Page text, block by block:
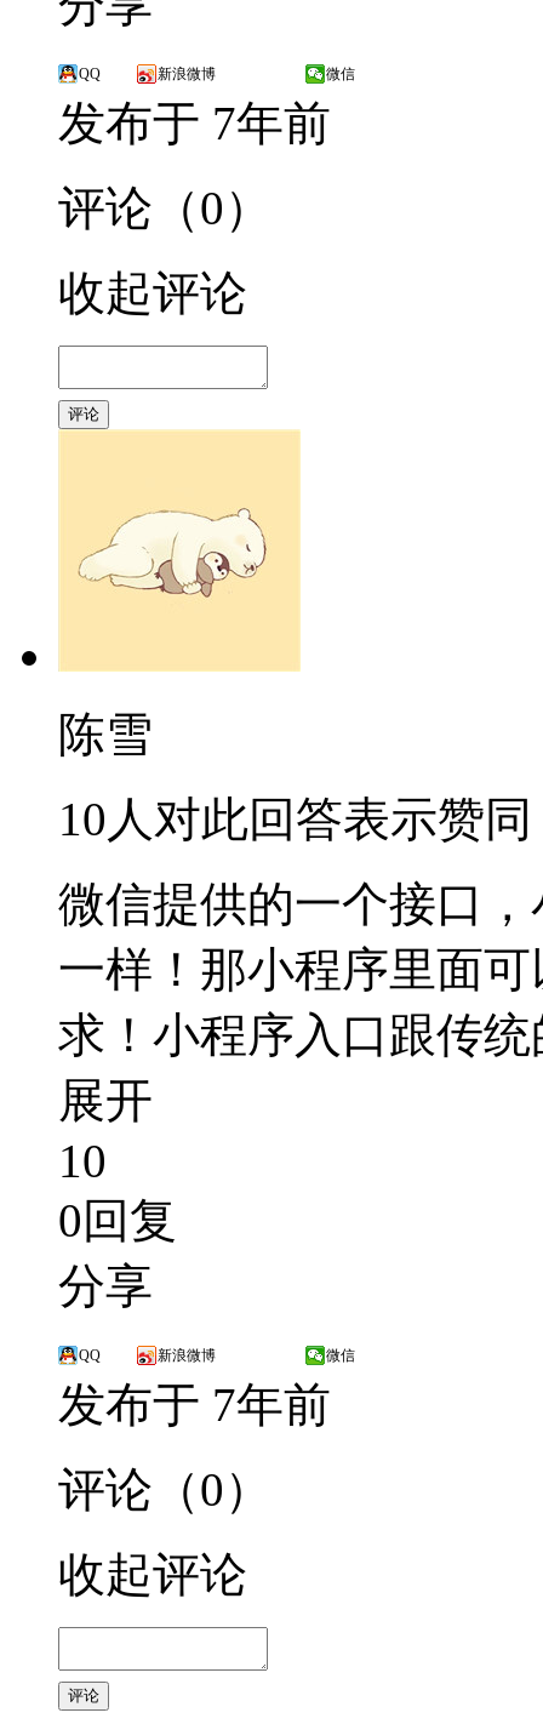
QQ 新浪微博 微信
发布于 7年前
评论（0）
收起评论
评论
陈雪
10人对此回答表示赞同
微信提供的一个接口
一样！那小程序里面
求！小程序入口跟传
展开
10
0回复
分享
QQ 新浪微博 微信
发布于 7年前
评论（0）
收起评论
评论